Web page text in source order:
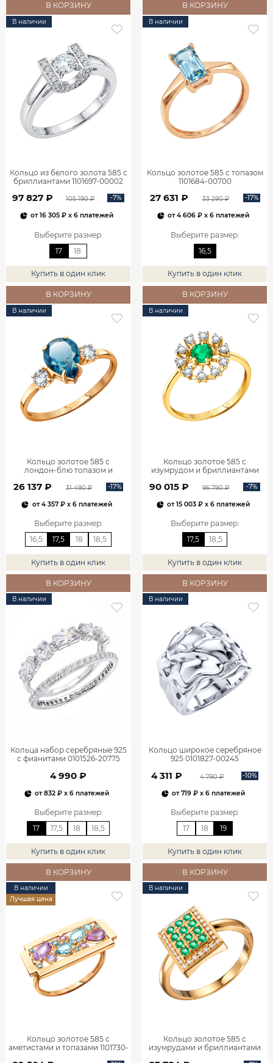
В КОРЗИНУ В КОРЗИНУ
В наличии
Кольцо из белого золота 585 с
бриллиантами 1101697-00002
97 827 ₽ 105 190 ₽ -7%
от16 305 ₽ x 6 платежей
Выберите размер:
17
18
Купить в один клик
В КОРЗИНУ
В наличии
Кольцо золотое 585 с топазом
1101684-00700
27 631 ₽ 33 290 ₽ -17%
от4 606 ₽ x 6 платежей
Выберите размер:
16,5
Купить в один клик
В КОРЗИНУ
В наличии
Кольцо золотое 585 с
лондон‑блю топазом и
фианитами 1101174-00740
26 137 ₽ 31 490 ₽ -17%
от4 357 ₽x 6 платежей
Выберите размер:
16,5
17,5 18 18,5
Купить в один клик
В КОРЗИНУ
В наличии
Кольцо золотое 585 с
изумрудом и бриллиантами
90 015 ₽ 96 790 ₽ -7%
от15 003 ₽ x 6 платежей
Выберите размер:
17,5
18,5
Купить в один клик
В КОРЗИНУ
В наличии
Кольца набор серебряные 925
с фианитами 0101526-20775
4 990 ₽
от832 ₽ x 6 платежей
Выберите размер:
17
17,5 18 18,5
Купить в один клик
В КОРЗИНУ
В наличии
Кольцо широкое серебряное
925 0101827-00245
4 311 ₽ 4 790 ₽ -10%
от719 ₽ x 6 платежей
Выберите размер:
17
18 19
Купить в один клик
В КОРЗИНУ
В наличии
Лучшая цена
Кольцо золотое 585 с
аметистами и топазами 1101730-
В наличии
Кольцо золотое 585 с
изумрудами и бриллиантами